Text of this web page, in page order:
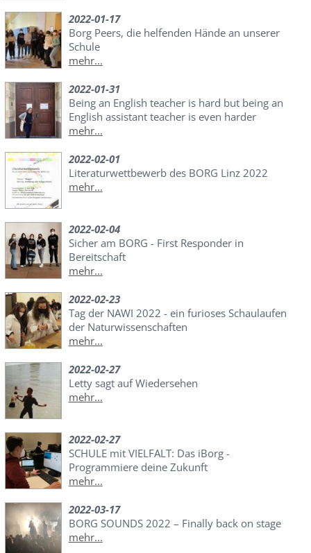
2022-01-17
Borg Peers, die helfenden Hände an unserer
Schule
mehr...
2022-01-31
Being an English teacher is hard but being an
English assistant teacher is even harder
mehr...
2022-02-01
Literaturwettbewerb des BORG Linz 2022
mehr...
2022-02-04
Sicher am BORG - First Responder in
Bereitschaft
mehr...
2022-02-23
Tag der NAWI 2022 - ein furioses Schaulaufen
der Naturwissenschaften
mehr...
2022-02-27
Letty sagt auf Wiedersehen
mehr...
2022-02-27
SCHULE mit VIELFALT: Das iBorg -
Programmiere deine Zukunft
mehr...
2022-03-17
BORG SOUNDS 2022 – Finally back on stage
mehr...